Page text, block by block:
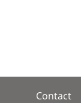
Contact